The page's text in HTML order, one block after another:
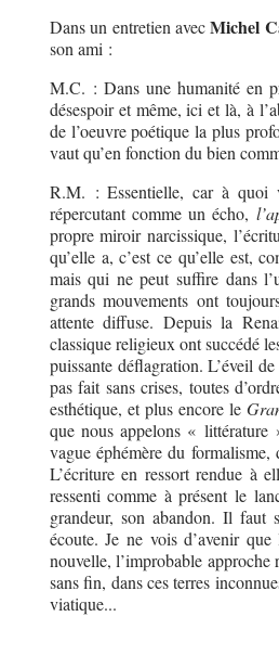
Dans un entretien avecMichel
son ami :
M.C. : Dans une humanité en
désespoir et même, ici et là, à
de l’oeuvre poétique la plus
vaut qu’en fonction du bien
R.M. : Essentielle, car à quoi
répercutant comme un écho,
propre miroir narcissique,
qu’elle a, c’est ce qu’elle est,
mais qui ne peut suffire dans
grands mouvements ont
attente diffuse. Depuis la
classique religieux ont succédé
puissante déflagration. L’éveil
pas fait sans crises, toutes
esthétique, et plus encore le
que nous appelons « littérature
vague éphémère du
L’écriture en ressort rendue à
ressenti comme à présent le
grandeur, son abandon. Il faut
écoute. Je ne vois d’avenir
nouvelle, l’improbable
sans fin, dans ces terres
viatique...